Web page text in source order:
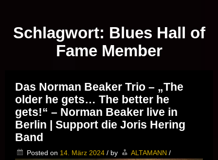
Schlagwort: Blues Hall of
Fame Member
Das Norman Beaker Trio – „The
older he gets… The better he
gets!“ – Norman Beaker live in
Berlin | Support die Joris Hering
Band
Posted on 14. März 2024 / by ALTAMANN /